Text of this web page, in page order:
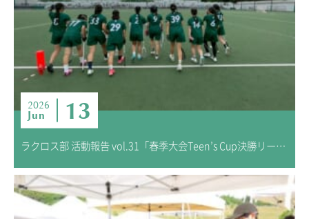
2026
Jun 13
ラクロス部 活動報告 vol.31「春季大会Teen’s Cup決勝リーグ報告」